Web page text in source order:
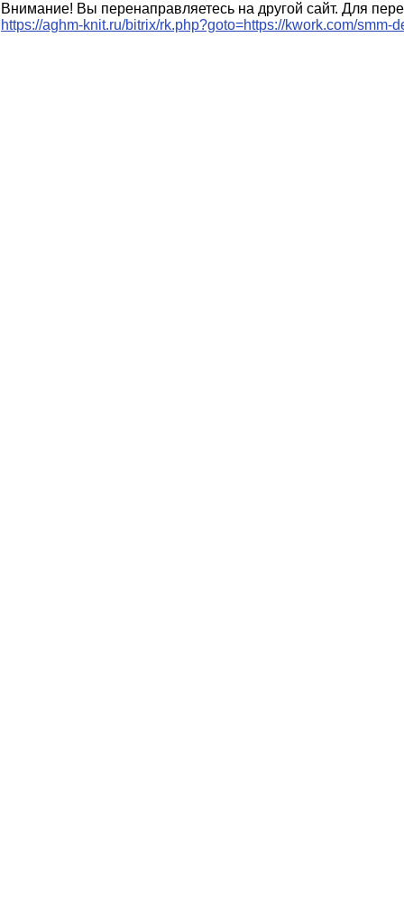
Внимание! Вы перенаправляетесь на другой сайт. Для
https://aghm-knit.ru/bitrix/rk.php?goto=https://kwork.com/